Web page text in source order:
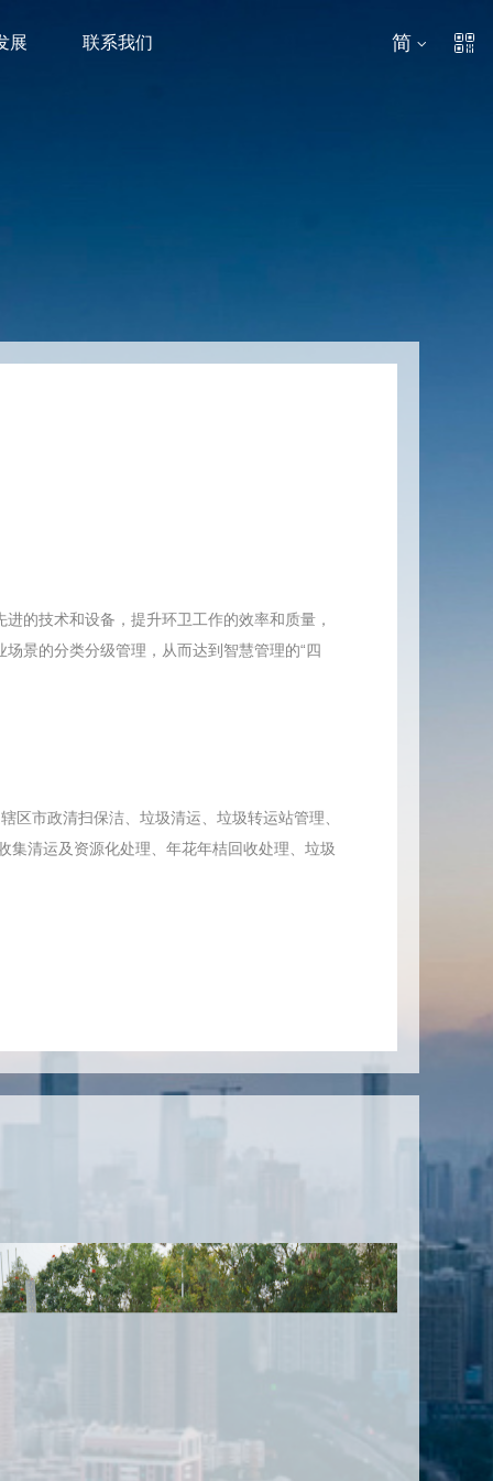
展 联系我们 简
的技术和设备，提升环卫工作的效率和质量，
景的分类分级管理，从而达到智慧管理的“四
市政清扫保洁、垃圾清运、垃圾转运站管理、
集清运及资源化处理、年花年桔回收处理、垃圾